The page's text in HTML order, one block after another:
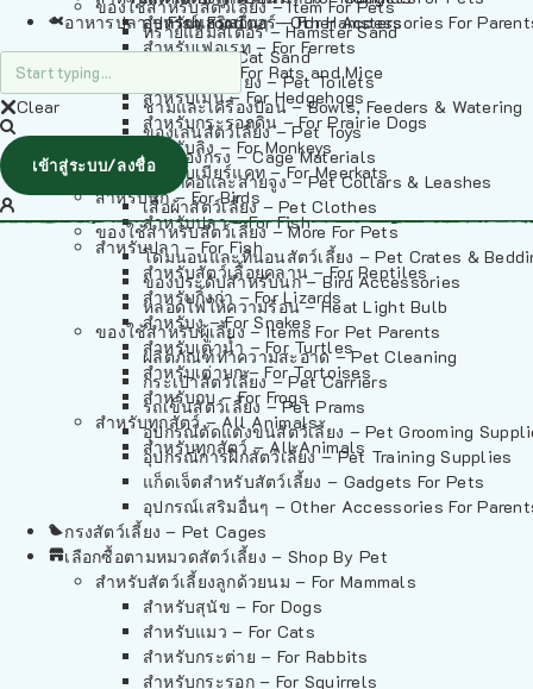
ของใช้สำหรับสัตว์เลี้ยง – Item For Pets
ทรายแฮมสเตอร์ – Hamster Sand
ทรายแมว – Cat Sand
ห้องน้ำสัตว์เลี้ยง – Pet Toilets
ชามและเครื่องป้อน – Bowls, Feeders & Watering
ของเล่นสัตว์เลี้ยง – Pet Toys
วัสดุรองกรง – Cage Materials
ปลอกคอและสายจูง – Pet Collars & Leashes
เสื้อผ้าสัตว์เลี้ยง – Pet Clothes
ของใช้สำหรับสัตว์เลี้ยง – More For Pets
โดมนอนและที่นอนสัตว์เลี้ยง – Pet Crates &
ของประดับสำหรับนก – Bird Accessories
หลอดไฟให้ความร้อน – Heat Light Bulb
ของใช้สำหรับผู้เลี้ยง – Items For Pet Parents
ผลิตภัณฑ์ทำความสะอาด – Pet Cleaning
กระเป๋าสัตว์เลี้ยง – Pet Carriers
รถเข็นสัตว์เลี้ยง – Pet Prams
อุปกรณ์ตัดแต่งขนสัตว์เลี้ยง – Pet Grooming
อุปกรณ์การฝึกสัตว์เลี้ยง – Pet Training Supplies
แก็ดเจ็ตสำหรับสัตว์เลี้ยง – Gadgets For Pets
อุปกรณ์เสริมอื่นๆ – Other Accessories For
กรงสัตว์เลี้ยง – Pet Cages
เลือกซื้อตามหมวดสัตว์เลี้ยง – Shop By Pet
สำหรับสัตว์เลี้ยงลูกด้วยนม – For Mammals
สำหรับสุนัข – For Dogs
สำหรับแมว – For Cats
สำหรับกระต่าย – For Rabbits
สำหรับกระรอก – For Squirrels
อุปกรณ์เสริมอื่นๆ – Other Accessories For
สำหรับแฮมสเตอร์ – For Hamsters
สำหรับเฟอเรท – For Ferrets
สำหรับหนู – For Rats and Mice
สำหรับเม่น – For Hedgehogs
สำหรับกระรอกดิน – For Prairie Dogs
สำหรับลิง – For Monkeys
สำหรับเมียร์แคท – For Meerkats
สำหรับนก – For Birds
สำหรับปลา – For Fish
สำหรับปลา – For Fish
สำหรับสัตว์เลื้อยคลาน – For Reptiles
สำหรับกิ้งก่า – For Lizards
สำหรับงู – For Snakes
สำหรับเต่าน้ำ – For Turtles
สำหรับเต่าบก – For Tortoises
สำหรับกบ – For Frogs
สำหรับทุกสัตว์ – All Animals
สำหรับทุกสัตว์ – All Animals
อาหารปลา – Fish Food
Clear
เข้าสู่ระบบ/ลงชื่อ